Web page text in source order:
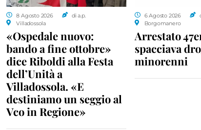
8 Agosto 2026
di a.p.
Villadossola
«Ospedale nuovo:
bando a fine ottobre»
dice Riboldi alla Festa
dell’Unità a
Villadossola. «E
destiniamo un seggio al
Vco in Regione»
6 Agosto 2026
Borgomanero
Arrestato
spacciava
minorenni